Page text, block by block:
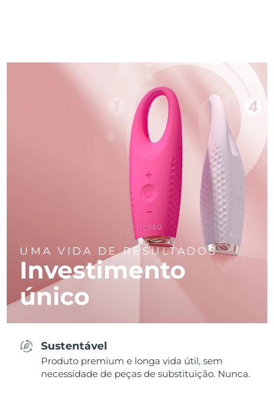
UMA VIDA DE RESULTADOS
Investimento
único
Sustentável
Produto premium e longa vida útil, sem
necessidade de peças de substituição. Nunca.